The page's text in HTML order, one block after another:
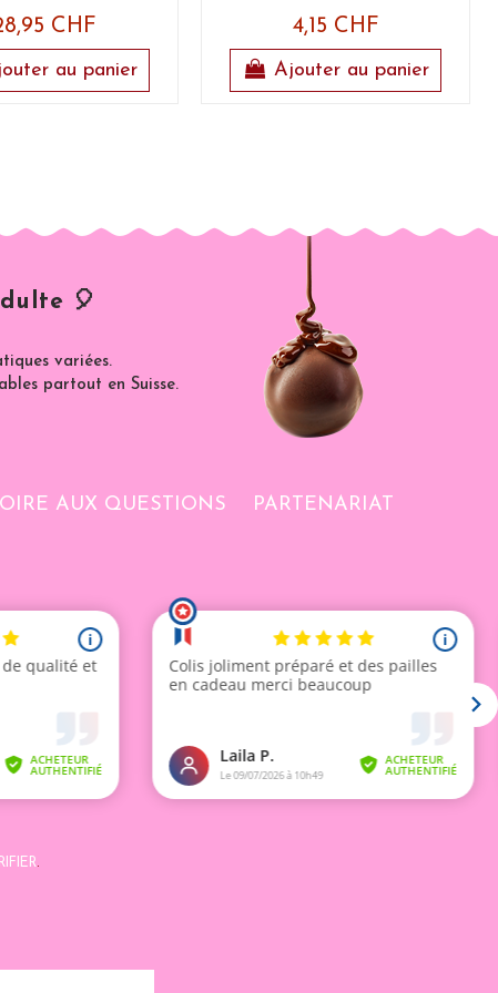
CHF
au panier
4,15 CHF
Ajouter au panier
🎈
variées.
partout en Suisse.
AUX QUESTIONS
PARTENARIAT
.